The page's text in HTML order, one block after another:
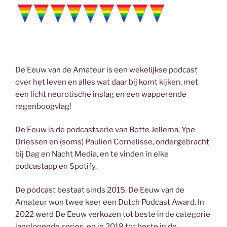
De Eeuw van de Amateur is een wekelijkse podcast
over het leven en alles wat daar bij komt kijken, met
een licht neurotische inslag en een wapperende
regenboogvlag!
De Eeuw is de podcastserie van Botte Jellema, Ype
Driessen en (soms) Paulien Cornelisse, ondergebracht
bij Dag en Nacht Media, en te vinden in elke
podcastapp en Spotify.
De podcast bestaat sinds 2015. De Eeuw van de
Amateur won twee keer een Dutch Podcast Award. In
2022 werd De Eeuw verkozen tot beste in de categorie